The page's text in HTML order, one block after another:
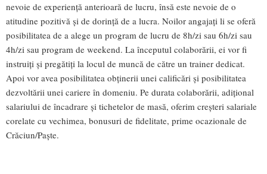
nevoie de experienţă anterioară de lucru, însă este nevoie de o
atitudine pozitivă şi de dorinţă de a lucra. Noilor angajați li se oferă
posibilitatea de a alege un program de lucru de 8h/zi sau 6h/zi sau
4h/zi sau program de weekend. La începutul colaborării, ei vor fi
instruiţi și pregătiți la locul de muncă de către un trainer dedicat.
Apoi vor avea posibilitatea obținerii unei calificări și posibilitatea
dezvoltării unei cariere în domeniu. Pe durata colaborării, adițional
salariului de încadrare și tichetelor de masă, oferim creșteri salariale
corelate cu vechimea, bonusuri de fidelitate, prime ocazionale de
Crăciun/Paște.